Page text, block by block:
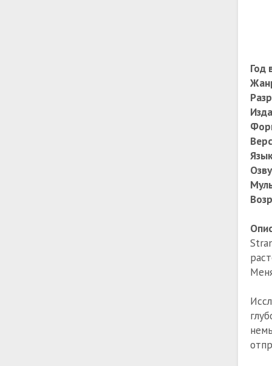
Год